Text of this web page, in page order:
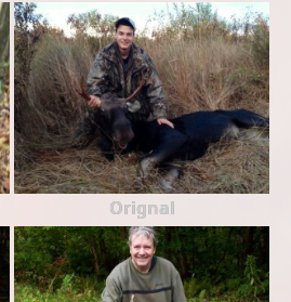
Orignal